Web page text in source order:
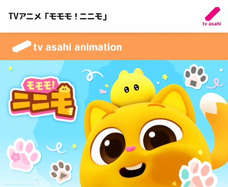
TVアニメ「モモモ！ニニモ」